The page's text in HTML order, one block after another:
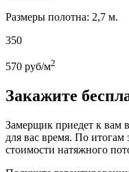
Размеры полотна: 2,7 м.
350
570 руб/м2
Закажите
Замерщик приедет к вам
для вас время. По итогам
стоимости натяжного